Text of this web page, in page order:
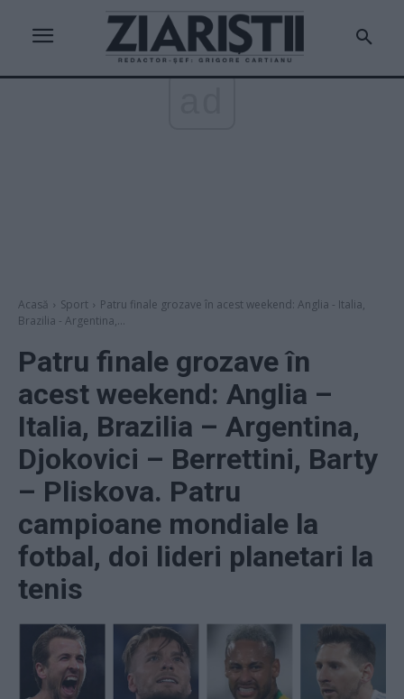
Acasă Sport
Patru finale grozave în acest weekend: Anglia - Italia,
Brazilia - Argentina,...
Patru finale grozave în
acest weekend: Anglia –
Italia, Brazilia – Argentina,
Djokovici – Berrettini, Barty
– Pliskova. Patru
campioane mondiale la
fotbal, doi lideri planetari la
tenis